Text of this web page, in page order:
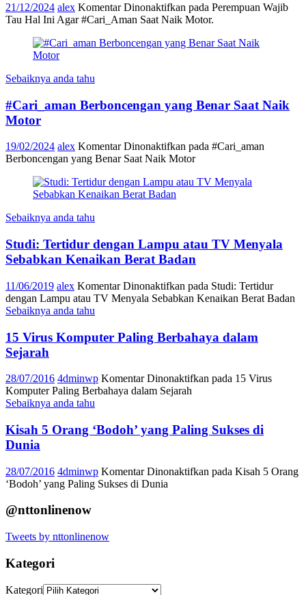
21/12/2024 alex Komentar Dinonaktifkan pada Perempuan Wajib
Tau Hal Ini Agar #Cari_Aman Saat Naik Motor.
Sebaiknya anda tahu
#Cari_aman Berboncengan yang Benar Saat Naik
Motor
19/02/2024 alex Komentar Dinonaktifkan pada #Cari_aman
Berboncengan yang Benar Saat Naik Motor
Sebaiknya anda tahu
Studi: Tertidur dengan Lampu atau TV Menyala
Sebabkan Kenaikan Berat Badan
11/06/2019 alex Komentar Dinonaktifkan pada Studi: Tertidur
dengan Lampu atau TV Menyala Sebabkan Kenaikan Berat Badan
Sebaiknya anda tahu
15 Virus Komputer Paling Berbahaya dalam
Sejarah
28/07/2016 4dminwp Komentar Dinonaktifkan pada 15 Virus
Komputer Paling Berbahaya dalam Sejarah
Sebaiknya anda tahu
Kisah 5 Orang ‘Bodoh’ yang Paling Sukses di
Dunia
28/07/2016 4dminwp Komentar Dinonaktifkan pada Kisah 5 Orang
‘Bodoh’ yang Paling Sukses di Dunia
@nttonlinenow
Tweets by nttonlinenow
Kategori
Kategori